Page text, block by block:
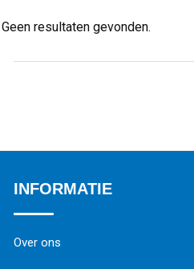
Geen resultaten gevonden.
INFORMATIE
Over ons